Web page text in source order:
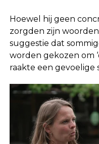
Hoewel hij geen
zorgden zijn
suggestie dat
worden gekozen om
raakte een gevoelige